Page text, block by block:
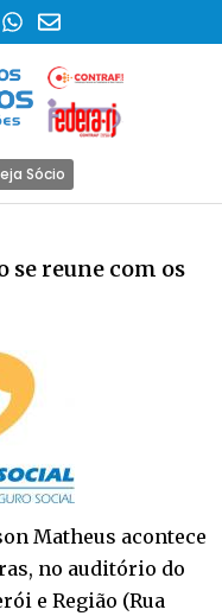
Sócio
se reune com os
Matheus acontece
no auditório do
e Região (Rua